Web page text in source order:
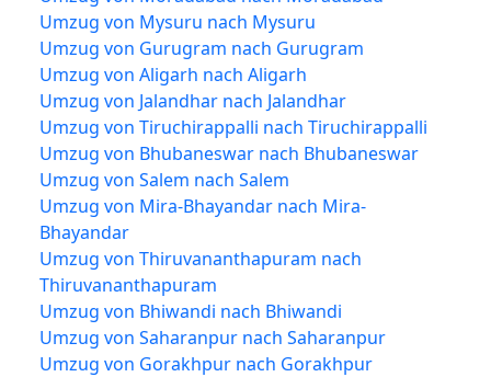
Umzug von Mysuru nach Mysuru
Umzug von Gurugram nach Gurugram
Umzug von Aligarh nach Aligarh
Umzug von Jalandhar nach Jalandhar
Umzug von Tiruchirappalli nach Tiruchirappalli
Umzug von Bhubaneswar nach Bhubaneswar
Umzug von Salem nach Salem
Umzug von Mira-Bhayandar nach Mira-
Bhayandar
Umzug von Thiruvananthapuram nach
Thiruvananthapuram
Umzug von Bhiwandi nach Bhiwandi
Umzug von Saharanpur nach Saharanpur
Umzug von Gorakhpur nach Gorakhpur